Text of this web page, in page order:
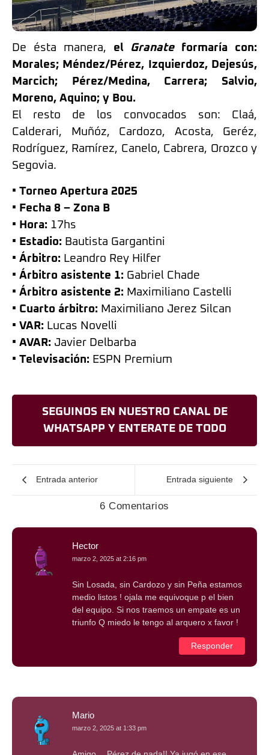
De ésta manera, el Granateformaría con:
Morales; Méndez/Pérez, Izquierdoz, Dejesús,
Marcich; Pérez/Medina, Carrera; Salvio,
Moreno, Aquino; y Bou.
El resto de los convocados son: Claá,
Calderari, Muñóz, Cardozo, Acosta, Geréz,
Rodríguez, Ramírez, Canelo, Cabrera, Orozco y
Segovia.
• Torneo Apertura 2025
• Fecha 8 – Zona B
• Hora: 17hs
• Estadio: Bautista Gargantini
• Árbitro: Leandro Rey Hilfer
• Árbitro asistente 1: Gabriel Chade
• Árbitro asistente 2: Maximiliano Castelli
• Cuarto árbitro: Maximiliano Jerez Silcan
• VAR: Lucas Novelli
• AVAR: Javier Delbarba
• Televisación: ESPN Premium
SEGUINOS EN NUESTRO CANAL DE
WHATSAPP Y ENTERATE DE TODO
Entrada anterior Entrada siguiente
6 Comentarios
Hector
marzo 2, 2025 at 2:16 pm
Sin Losada, sin Cardozo y sin Peña estamos
medio listos ! ojala me equivoque p el bien
del equipo. Si nos traemos un empate es un
triunfo Q miedo le tengo al arquero x favor !
Responder
Mario
marzo 2, 2025 at 1:33 pm